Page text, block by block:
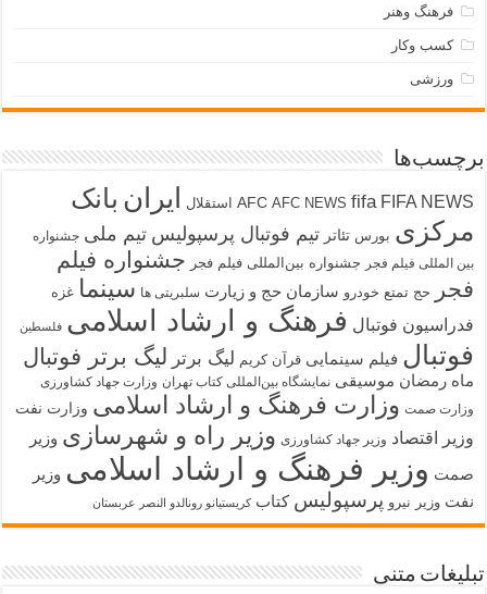
فرهنگ وهنر
کسب وکار
ورزشی
برچسب‌ها
AFC AFC NEWS fifa FIFA NEWS استقلال ایران بانک
مرکزی بورس تئاتر تیم فوتبال پرسپولیس تیم ملی جشنواره
بین المللی فیلم فجر جشنواره بین‌المللی فیلم فجر جشنواره فیلم
فجر
حج تمتع خودرو سازمان حج و زیارت سلبریتی ها سینما غزه
فدراسیون فوتبال فرهنگ و ارشاد اسلامی فلسطین
فوتبال فیلم سینمایی قرآن کریم لیگ برتر لیگ برتر فوتبال
ماه رمضان موسیقی نمایشگاه بین‌المللی کتاب تهران وزارت جهاد کشاورزی
وزارت صمت وزارت فرهنگ و ارشاد اسلامی وزارت نفت
وزیر اقتصاد وزیر جهاد کشاورزی وزیر راه و شهرسازی وزیر
صمت وزیر فرهنگ و ارشاد اسلامی وزیر
نفت وزیر نیرو پرسپولیس کتاب کریستیانو رونالدو النصر عربستان
تبلیغات متنی